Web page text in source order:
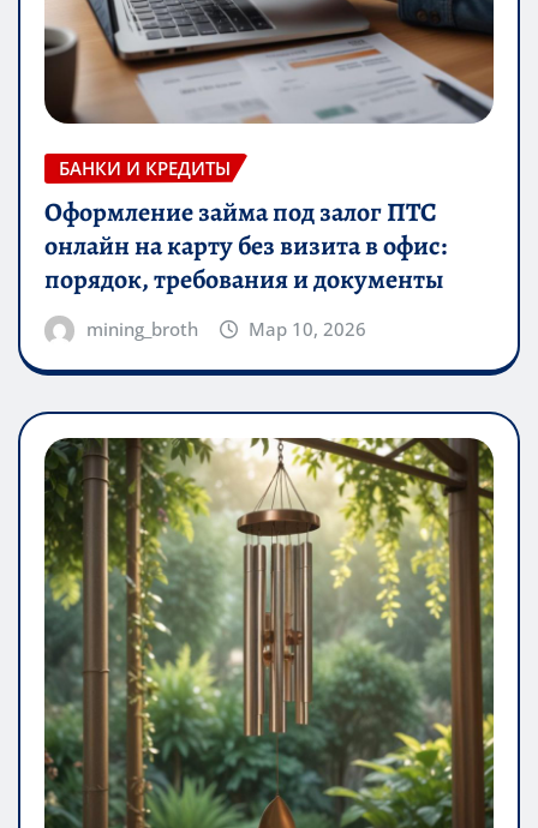
БАНКИ И КРЕДИТЫ
Оформление займа под залог ПТС
онлайн на карту без визита в офис:
порядок, требования и документы
mining_broth Мар 10, 2026